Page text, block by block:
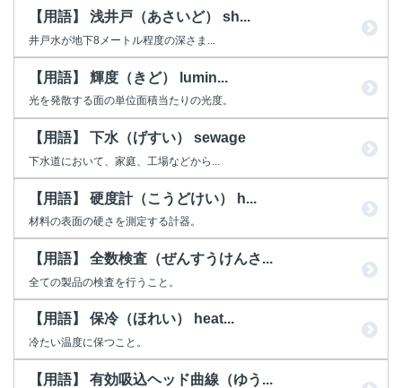
【用語】 浅井戸（あさいど） sh...
井戸水が地下8メートル程度の深さま...
【用語】 輝度（きど） lumin...
光を発散する面の単位面積当たりの光度。
【用語】 下水（げすい） sewage
下水道において、家庭、工場などから...
【用語】 硬度計（こうどけい） h...
材料の表面の硬さを測定する計器。
【用語】 全数検査（ぜんすうけんさ...
全ての製品の検査を行うこと。
【用語】 保冷（ほれい） heat...
冷たい温度に保つこと。
【用語】 有効吸込ヘッド曲線（ゆう...